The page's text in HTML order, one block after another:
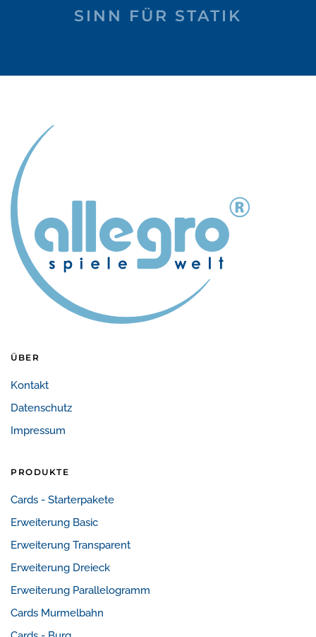
SINN FÜR STATIK
ÜBER
Kontakt
Datenschutz
Impressum
PRODUKTE
Cards - Starterpakete
Erweiterung Basic
Erweiterung Transparent
Erweiterung Dreieck
Erweiterung Parallelogramm
Cards Murmelbahn